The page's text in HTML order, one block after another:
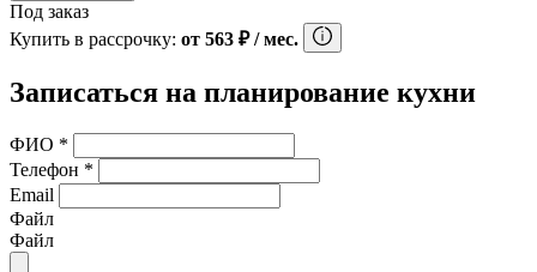
Под заказ
Купить в рассрочку: от 563 ₽/ мес.
Записаться на планирование кухни
ФИО *
Телефон *
Email
Файл
Файл